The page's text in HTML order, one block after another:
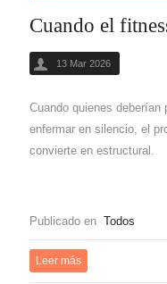
Cuando el
13 Mar 2026
Cuando quienes deberían
enfermar en silencio, el
convierte en estructural.
Publicado en Todos
Leer más